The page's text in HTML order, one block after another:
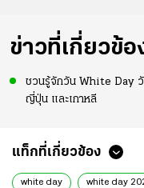
ข่าวที่เกี่ยวข้อ
ชวนรู้จักวัน White Day วั
ญี่ปุ่น และเกาหลี
แท็กที่เกี่ยวข้อง
white day white day